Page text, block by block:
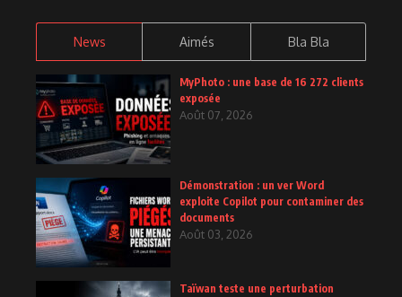
News Aimés Bla Bla
MyPhoto : une base de 16 272 clients
exposée
Août 07, 2026
Démonstration : un ver Word
exploite Copilot pour contaminer des
documents
Août 03, 2026
Taïwan teste une perturbation